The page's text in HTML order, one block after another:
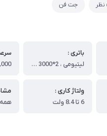
جت فن
باتری :
لیتیومی ، 2*3000 ، میلی‌آمپری و قابل شارژ
ولتاژ کاری :
6 تا 8.4 ولت